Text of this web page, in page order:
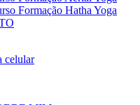
Formação Hatha Yoga